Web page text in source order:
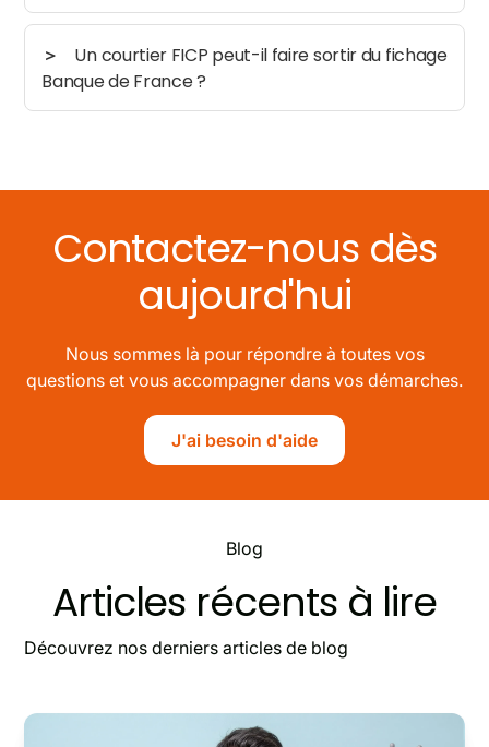
Un courtier FICP peut-il faire sortir du fichage
Banque de France ?
Contactez-nous dès
aujourd'hui
Nous sommes là pour répondre à toutes vos
questions et vous accompagner dans vos démarches.
J'ai besoin d'aide
Blog
Articles récents à lire
Découvrez nos derniers articles de blog